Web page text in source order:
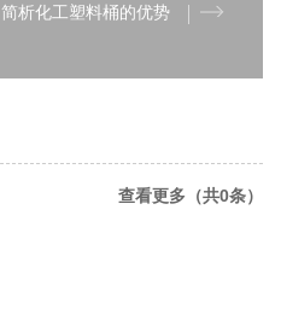
简析化工塑料桶的优势
查看更多（共0条）